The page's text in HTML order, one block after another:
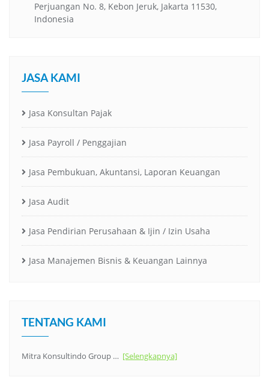
Perjuangan No. 8, Kebon Jeruk, Jakarta 11530,
Indonesia
JASA KAMI
Jasa Konsultan Pajak
Jasa Payroll / Penggajian
Jasa Pembukuan, Akuntansi, Laporan Keuangan
Jasa Audit
Jasa Pendirian Perusahaan & Ijin / Izin Usaha
Jasa Manajemen Bisnis & Keuangan Lainnya
TENTANG KAMI
Mitra Konsultindo Group … [Selengkapnya]